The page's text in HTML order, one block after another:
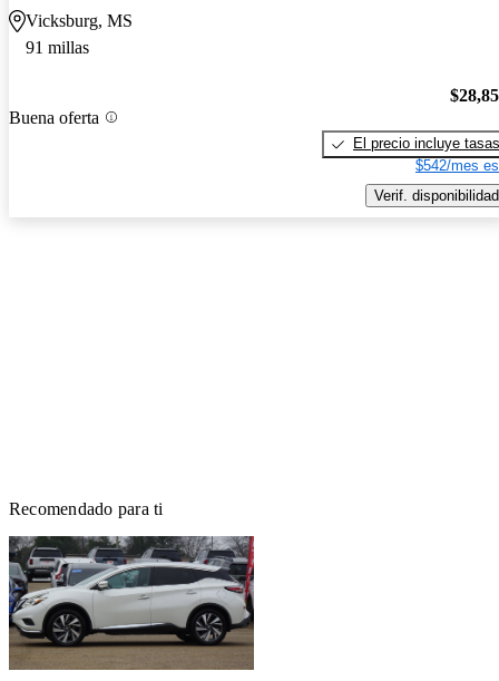
Vicksburg, MS
91 millas
Buena oferta
El precio incluye tasas
$542/mes
Verif. disponibilidad
Recomendado para ti